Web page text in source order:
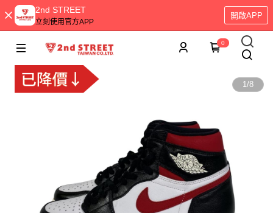
2nd STREET
立刻使用官方APP
開啟APP
0
1/8